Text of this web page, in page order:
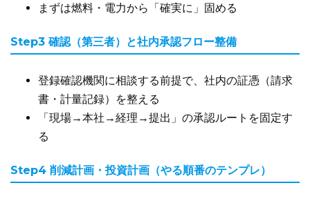
まずは燃料・電力から「確実に」固める
Step3 確認（第三者）と社内承認フロー整備
登録確認機関に相談する前提で、社内の証憑（請求
書・計量記録）を整える
「現場→本社→経理→提出」の承認ルートを固定す
る
Step4 削減計画・投資計画（やる順番のテンプレ）